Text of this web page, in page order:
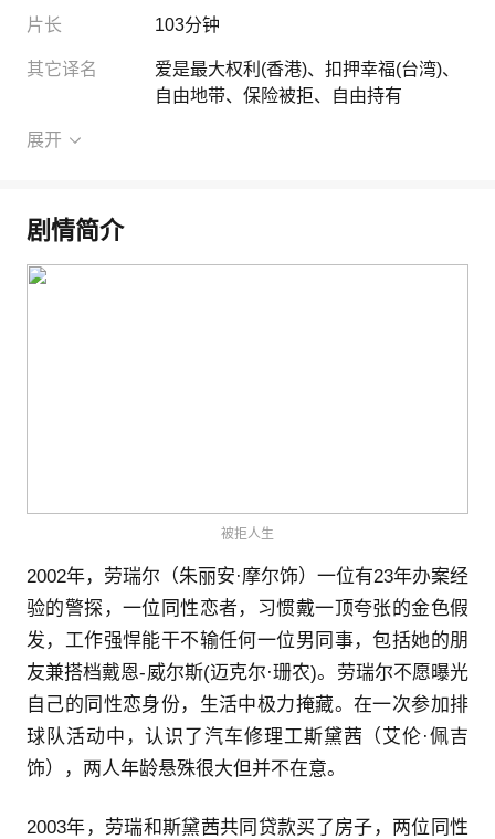
片长 103分钟
其它译名 爱是最大权利 (香港)、 扣押幸福(台湾)、
自由地带、 保险被拒、 自由持有
展开
剧情简介
被拒人生
2002年，劳瑞尔（朱丽安·摩尔饰）一位有23年办案经
验的警探，一位同性恋者，习惯戴一顶夸张的金色假
发，工作强悍能干不输任何一位男同事，包括她的朋
友兼搭档戴恩-威尔斯(迈克尔·珊农)。劳瑞尔不愿曝光
自己的同性恋身份，生活中极力掩藏。在一次参加排
球队活动中，认识了汽车修理工斯黛茜（艾伦·佩吉
饰），两人年龄悬殊很大但并不在意。
2003年，劳瑞和斯黛茜共同贷款买了房子，两位同性